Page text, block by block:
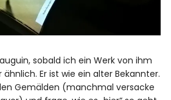
sobald ich ein Werk von ihm
Er ist wie ein alter Bekannter.
Gemälden (manchmal versacke